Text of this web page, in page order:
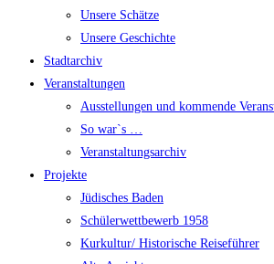
Unsere Schätze
Unsere Geschichte
Stadtarchiv
Veranstaltungen
Ausstellungen und kommende
So war`s …
Veranstaltungsarchiv
Projekte
Jüdisches Baden
Schülerwettbewerb 1958
Kurkultur/ Historische Reiseführer